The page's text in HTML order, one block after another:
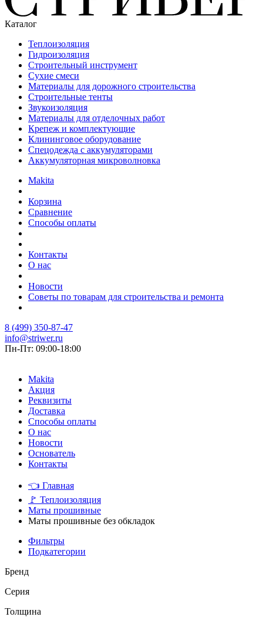
Каталог
Теплоизоляция
Гидроизоляция
Строительный инструмент
Сухие смеси
Материалы для дорожного строительства
Строительные тенты
Звукоизоляция
Материалы для отделочных работ
Крепеж и комплектующие
Клининговое оборудование
Спецодежда с аккумуляторами
Аккумуляторная микроволновка
Makita
Корзина
Сравнение
Способы оплаты
Контакты
О нас
Новости
Советы по товарам для строительства и ремонта
8 (499) 350-87-47
info@striwer.ru
Пн-Пт: 09:00-18:00
Makita
Акция
Реквизиты
Доставка
Способы оплаты
О нас
Новости
Основатель
Контакты
👈 Главная
🚩 Теплоизоляция
Маты прошивные
Маты прошивные без обкладок
Фильтры
Подкатегории
Бренд
Серия
Толщина